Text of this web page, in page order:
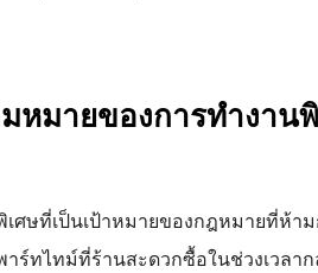
หมายของการทำงาน
เศษที่เป็นเป้าหมายของกฎหมายที่ห้า
าร์ทไทม์ที่ร้านสะดวกซื้อในช่วงเวล